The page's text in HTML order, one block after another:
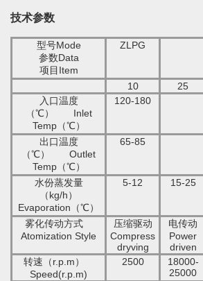
技术参数
型号Mode
参数Data
项目 Item
ZLPG
10 25
入口温度
（℃） Inlet
Temp（℃）
120-180
出口温度
（℃） Outlet
Temp（℃）
65-85
水份蒸发量
（kg/h）
Evaporation （℃）
5-12 15-25
雾化传动方式
Atomization Style
压缩驱动
Compress
dryving
电传动
Power
driven
转速（r.p.m）
Speed(r.p.m)
2500
18000-
25000